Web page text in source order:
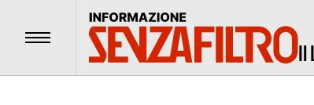
Menu Il